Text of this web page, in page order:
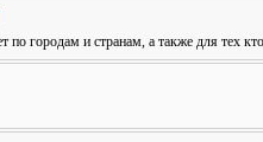
по городам и странам, а также для тех